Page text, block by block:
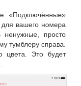
«Подключённые»
для вашего номера
ненужные, просто
тумблеру справа.
цвета. Это будет